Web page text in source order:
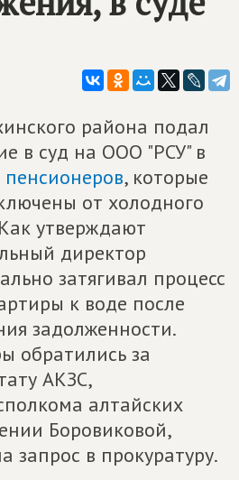
района подал
в суд на ООО "РСУ" в
пенсионеров, которые
от холодного
утверждают
директор
затягивал процесс
к воде после
задолженности.
обратились за
АКЗС,
алтайских
Боровиковой,
запрос в прокуратуру.